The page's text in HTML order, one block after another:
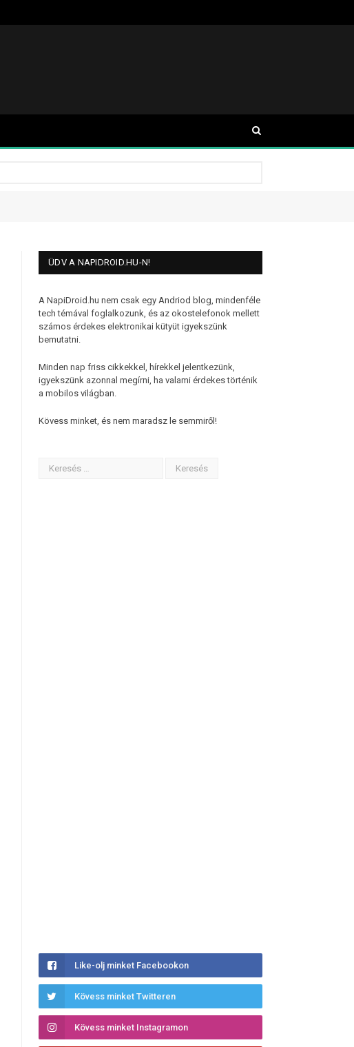
ÜDV A NAPIDROID.HU-N!
A NapiDroid.hu nem csak egy Andriod blog, mindenféle
tech témával foglalkozunk, és az okostelefonok mellett
számos érdekes elektronikai kütyüt igyekszünk
bemutatni.
Minden nap friss cikkekkel, hírekkel jelentkezünk,
igyekszünk azonnal megírni, ha valami érdekes történik
a mobilos világban.
Kövess minket, és nem maradsz le semmiről!
Like-olj minket Facebookon
Kövess minket Twitteren
Kövess minket Instagramon